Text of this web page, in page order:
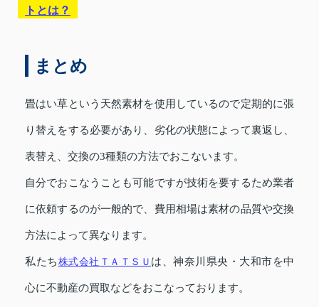
トとは？
まとめ
畳はい草という天然素材を使用しているので定期的に張
り替えをする必要があり、劣化の状態によって裏返し、
表替え、交換の3種類の方法でおこないます。
自分でおこなうことも可能ですが技術を要するため業者
に依頼するのが一般的で、費用相場は素材の品質や交換
方法によって異なります。
私たち株式会社ＴＡＴＳＵ は、神奈川県央・大和市を中
心に不動産の買取などをおこなっております。